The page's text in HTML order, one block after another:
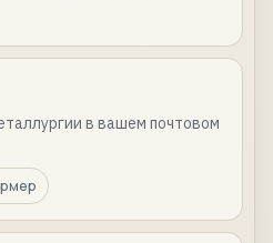
в вашем почтовом